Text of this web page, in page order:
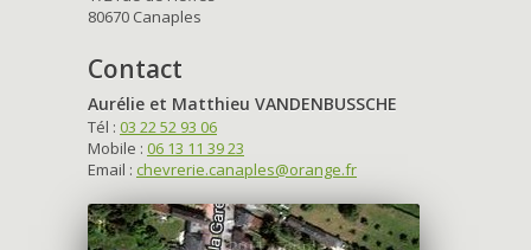
80670 Canaples
Contact
Aurélie et Matthieu VANDENBUSSCHE
Tél : 03 22 52 93 06
Mobile : 06 13 11 39 23
Email : chevrerie.canaples@orange.fr